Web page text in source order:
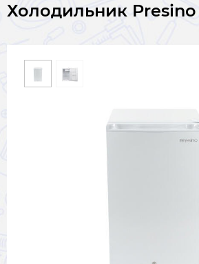
Холодильник Presino